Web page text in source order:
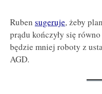
Ruben sugeruje, żeby
prądu kończyły się
będzie mniej roboty z
AGD.